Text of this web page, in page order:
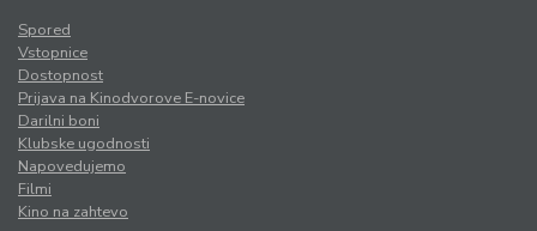
Spored
Vstopnice
Dostopnost
Prijava na Kinodvorove E-novice
Darilni boni
Klubske ugodnosti
Napovedujemo
Filmi
Kino na zahtevo